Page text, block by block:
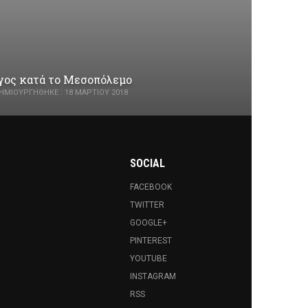
κατά το Μεσοπόλεμο
: 18 ΜΑΡΤΊΟΥ 2018
SOCIAL
FACEBOOK
TWITTER
GOOGLE+
PINTEREST
YOUTUBE
INSTAGRAM
RSS